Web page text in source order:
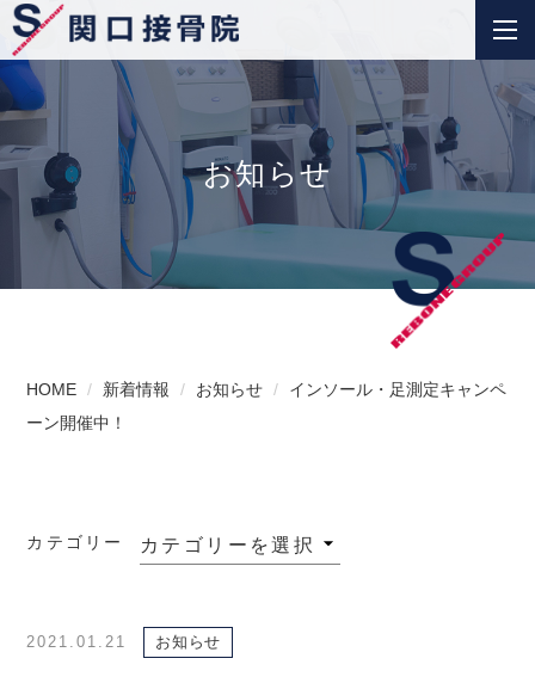
お知らせ
HOME 新着情報 お知らせ
インソール・足測定キャンペ
ーン開催中！
カテゴリー
2021.01.21 お知らせ